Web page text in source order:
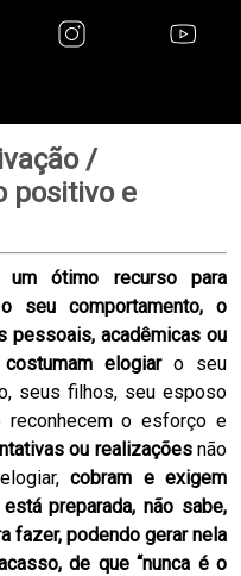
/
positivo e
ótimo recurso para
seu comportamento, o
pessoais, acadêmicas ou
elogiaro seu
seus filhos, seu esposo
reconhecem o esforço e
ou realizaçõesnão
cobram e exigem
preparada, não sabe,
fazer, podendo gerar nela
de que “nunca é o